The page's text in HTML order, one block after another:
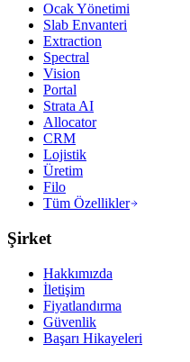
Ocak Yönetimi
Slab Envanteri
Extraction
Spectral
Vision
Portal
Strata AI
Allocator
CRM
Lojistik
Üretim
Filo
Tüm Özellikler
Şirket
Hakkımızda
İletişim
Fiyatlandırma
Güvenlik
Başarı Hikayeleri